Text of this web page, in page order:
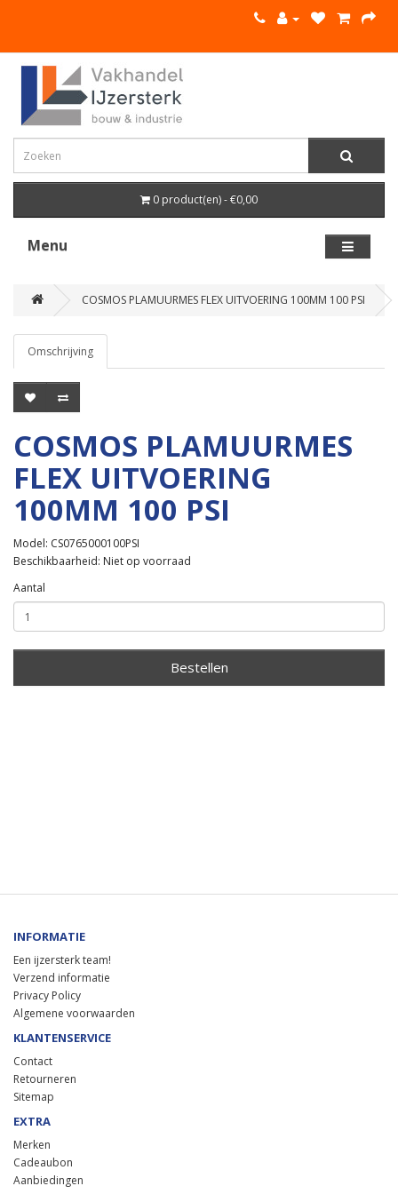
0 product(en) - €0,00
Menu
COSMOS PLAMUURMES FLEX UITVOERING 100MM 100 PSI
Omschrijving
COSMOS PLAMUURMES
FLEX UITVOERING
100MM 100 PSI
Model: CS0765000100PSI
Beschikbaarheid: Niet op voorraad
Aantal
Bestellen
INFORMATIE
Een ijzersterk team!
Verzend informatie
Privacy Policy
Algemene voorwaarden
KLANTENSERVICE
Contact
Retourneren
Sitemap
EXTRA
Merken
Cadeaubon
Aanbiedingen